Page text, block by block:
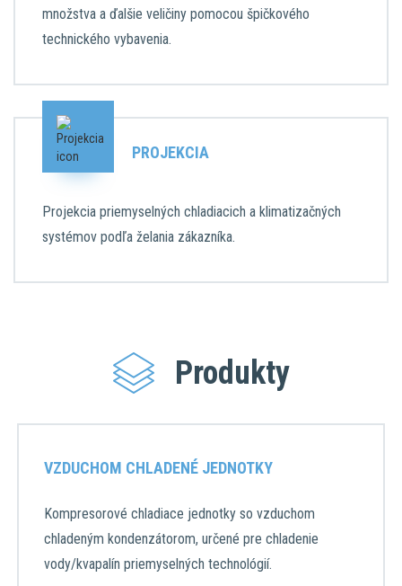
množstva a ďalšie veličiny pomocou špičkového
technického vybavenia.
Projekcia priemyselných chladiacich a klimatizačných
systémov podľa želania zákazníka.
PROJEKCIA
Produkty
VZDUCHOM CHLADENÉ JEDNOTKY
Kompresorové chladiace jednotky so vzduchom
chladeným kondenzátorom, určené pre chladenie
vody/kvapalín priemyselných technológií.